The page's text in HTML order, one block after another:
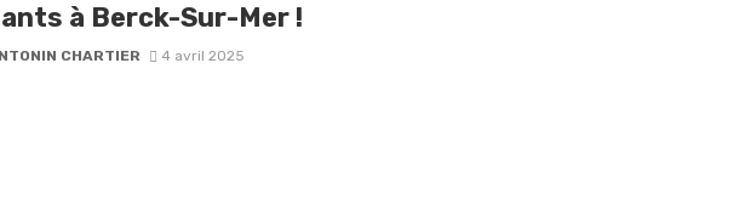
à Berck-Sur-Mer !
CHARTIER 4 avril 2025